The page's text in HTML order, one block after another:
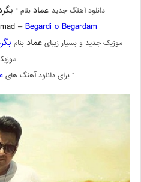
دانلود آهنگ جدید عماد بنام “
–Begardi o Begardam
موزیک جدید و بسیار زیبایعماد بنام
” برای دانلود آهنگ های